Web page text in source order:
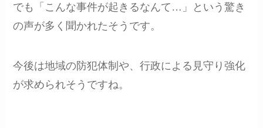
でも「こんな事件が起きるなんて…」という驚き
の声が多く聞かれたそうです。
今後は地域の防犯体制や、行政による見守り強化
が求められそうですね。